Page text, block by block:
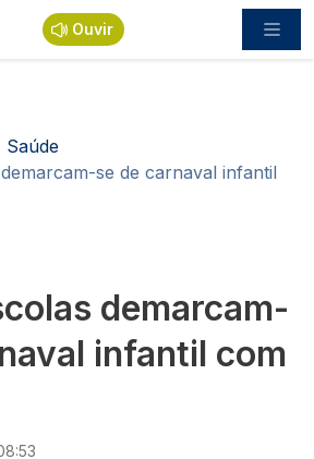
principal
Ouvir
estrutural
Saúde
se de carnaval infantil
demarcam-
infantil com